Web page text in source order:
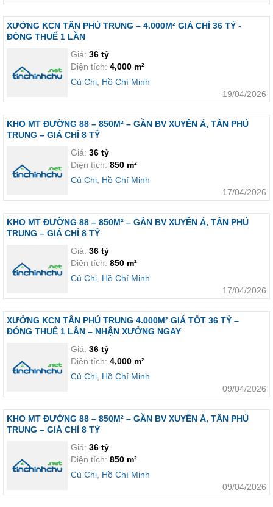
XƯỞNG KCN TÂN PHÚ TRUNG – 4.000M² GIÁ CHỈ 36 TỶ -
ĐÓNG THUẾ 1 LẦN
Giá: 36 tỷ
Diện tích: 4,000 m²
Củ Chi Hồ Chí Minh
19/04/2026
KHO MT ĐƯỜNG 88 – 850M² – GẦN BV XUYÊN Á, TÂN PHÚ
TRUNG – GIÁ CHỈ 8 TỶ
Giá: 36 tỷ
Diện tích: 850 m²
Củ Chi Hồ Chí Minh
17/04/2026
KHO MT ĐƯỜNG 88 – 850M² – GẦN BV XUYÊN Á, TÂN PHÚ
TRUNG – GIÁ CHỈ 8 TỶ
Giá: 36 tỷ
Diện tích: 850 m²
Củ Chi Hồ Chí Minh
17/04/2026
XƯỞNG KCN TÂN PHÚ TRUNG 4.000M² GIÁ TỐT 36 TỶ –
ĐÓNG THUẾ 1 LẦN – NHẬN XƯỞNG NGAY
Giá: 36 tỷ
Diện tích: 4,000 m²
Củ Chi Hồ Chí Minh
09/04/2026
KHO MT ĐƯỜNG 88 – 850M² – GẦN BV XUYÊN Á, TÂN PHÚ
TRUNG – GIÁ CHỈ 8 TỶ
Giá: 36 tỷ
Diện tích: 850 m²
Củ Chi Hồ Chí Minh
09/04/2026